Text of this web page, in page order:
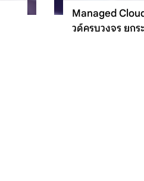
Managed
วด์ครบวงจร ยก